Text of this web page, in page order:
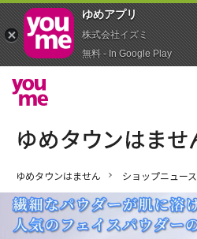
ゆめタウンはません ショップニュース
ゆめアプ‪リ‬
株式会社イズミ
無料 - In Google Play